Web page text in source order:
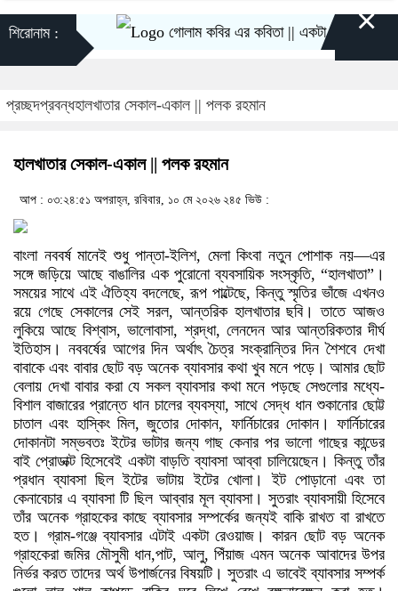
শিরোনাম : গোলাম কবির এর কবিতা || একটা কাঙ্ক্ষিত স্বপ্নের
×
প্রচ্ছদপ্রবন্ধহালখাতার সেকাল-একাল || পলক রহমান
হালখাতার সেকাল-একাল || পলক রহমান
আপ : ০৩:২৪:৫১ অপরাহ্ন, রবিবার, ১০ মে ২০২৬ ২৪৫ ভিউ :
বাংলা নববর্ষ মানেই শুধু পান্তা-ইলিশ, মেলা কিংবা নতুন পোশাক নয়—এর
সঙ্গে জড়িয়ে আছে বাঙালির এক পুরোনো ব্যবসায়িক সংস্কৃতি, “হালখাতা”।
সময়ের সাথে এই ঐতিহ্য বদলেছে, রূপ পাল্টেছে, কিন্তু স্মৃতির ভাঁজে এখনও
রয়ে গেছে সেকালের সেই সরল, আন্তরিক হালখাতার ছবি। তাতে আজও
লুকিয়ে আছে বিশ্বাস, ভালোবাসা, শ্রদ্ধা, লেনদেন আর আন্তরিকতার দীর্ঘ
ইতিহাস। নববর্ষের আগের দিন অর্থাৎ চৈত্র সংক্রান্তির দিন শৈশবে দেখা
বাবাকে এবং বাবার ছোট বড় অনেক ব্যাবসার কথা খুব মনে পড়ে। আমার ছোট
বেলায় দেখা বাবার করা যে সকল ব্যাবসার কথা মনে পড়ছে সেগুলোর মধ্যে-
বিশাল বাজারের প্রান্তে ধান চালের ব্যবস্যা, সাথে সেদ্ধ ধান শুকানোর ছোট্ট
চাতাল এবং হাস্কিং মিল, জুতোর দোকান, ফার্নিচারের দোকান। ফার্নিচারের
দোকানটা সম্ভবতঃ ইটের ভাটার জন্য গাছ কেনার পর ভালো গাছের কান্ডের
বাই প্রোডাক্ট হিসেবেই একটা বাড়তি ব্যাবসা আব্বা চালিয়েছেন। কিন্তু তাঁর
প্রধান ব্যাবসা ছিল ইটের ভাটায় ইটের খোলা। ইট পোড়ানো এবং তা
কেনাবেচার এ ব্যাবসা টি ছিল আব্বার মূল ব্যাবসা। সুতরাং ব্যাবসায়ী হিসেবে
তাঁর অনেক গ্রাহকের কাছে ব্যাবসার সম্পর্কের জন্যই বাকি রাখত বা রাখতে
হত। গ্রাম-গঞ্জে ব্যাবসার এটাই একটা রেওয়াজ। কারন ছোট বড় অনেক
গ্রাহকেরা জমির মৌসুমী ধান,পাট, আলু, পিঁয়াজ এমন অনেক আবাদের উপর
নির্ভর করত তাদের অর্থ উপার্জনের বিষয়টি। সুতরাং এ ভাবেই ব্যাবসার সম্পর্ক